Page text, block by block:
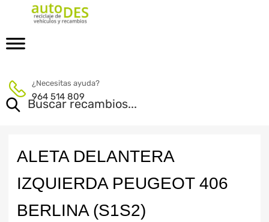
¿Necesitas ayuda?
964 514 809
ALETA DELANTERA
IZQUIERDA PEUGEOT 406
BERLINA (S1S2)